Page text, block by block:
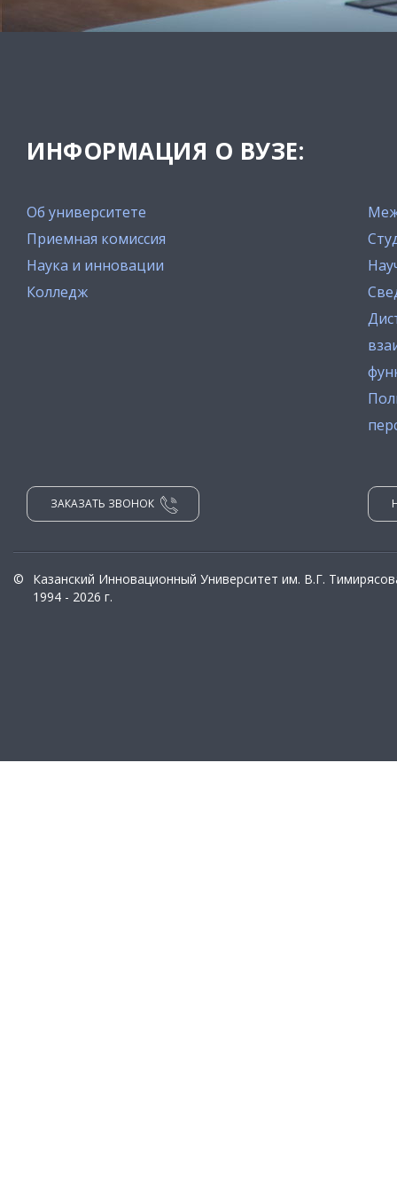
ИНФОРМАЦИЯ О ВУЗЕ:
Об университете
Приемная комиссия
Наука и инновации
Колледж
ЗАКАЗАТЬ ЗВОНОК
©
Казанский Инновационный Университет им. В.Г.
1994 - 2026 г.